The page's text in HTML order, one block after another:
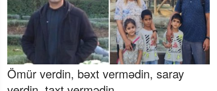
Ömür verdin, bəxt vermədin, saray
verdin, taxt vermədin